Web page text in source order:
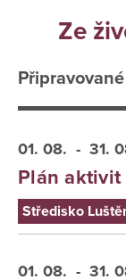
Ze
01. 08. - 31.
Plán aktivit
Středisko
01. 08. - 31.